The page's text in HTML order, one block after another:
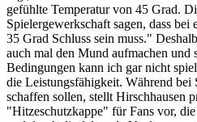
gefühlte Temperatur von 45 Grad.
Spielergewerkschaft sagen, dass
35 Grad Schluss sein muss."
auch mal den Mund aufmachen und
Bedingungen kann ich gar nicht
die Leistungsfähigkeit. Während
schaffen sollen, stellt Hirschhausen
"Hitzeschutzkappe" für Fans vor,